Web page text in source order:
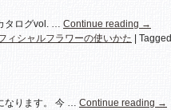
タログvol. … Continue reading →
ィシャルフラワーの使いかた Tagged
なります。 今 … Continue reading →